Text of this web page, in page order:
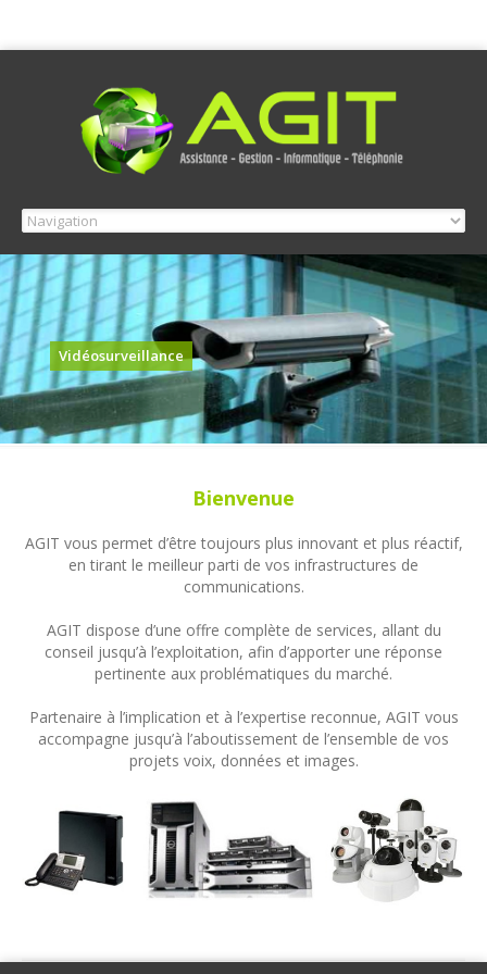
Vidéosurveillance
Bienvenue
AGIT vous permet d’être toujours plus innovant et plus réactif,
en tirant le meilleur parti de vos infrastructures de
communications.
AGIT dispose d’une offre complète de services, allant du
conseil jusqu’à l’exploitation, afin d’apporter une réponse
pertinente aux problématiques du marché.
Partenaire à l’implication et à l’expertise reconnue, AGIT vous
accompagne jusqu’à l’aboutissement de l’ensemble de vos
projets voix, données et images.